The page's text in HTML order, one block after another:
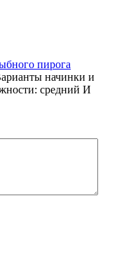
пирога
начинки и
средний И